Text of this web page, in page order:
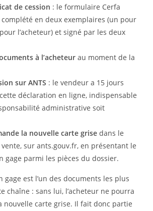
de cession : le formulaire Cerfa
en deux exemplaires (un pour
l’acheteur) et signé par les deux
à l’acheteur au moment de la
sur ANTS : le vendeur a 15 jours
déclaration en ligne, indispensable
administrative soit
la nouvelle carte grise dans le
sur ants.gouv.fr, en présentant le
gage parmi les pièces du dossier.
gage est l’un des documents les plus
chaîne : sans lui, l’acheteur ne pourra
nouvelle carte grise. Il fait donc partie